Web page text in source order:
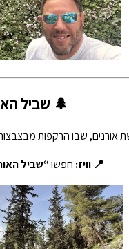
🌲 שביל
אורנים, שבו הרקפות
📍 וויז: חפשו“שביל